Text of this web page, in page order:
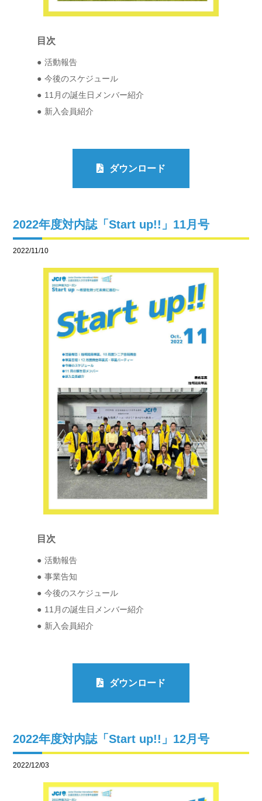
目次
活動報告
今後のスケジュール
11月の誕生日メンバー紹介
新入会員紹介
ダウンロード
2022年度対内誌「Start up!!」11月号
2022/11/10
目次
活動報告
事業告知
今後のスケジュール
11月の誕生日メンバー紹介
新入会員紹介
ダウンロード
2022年度対内誌「Start up!!」12月号
2022/12/03